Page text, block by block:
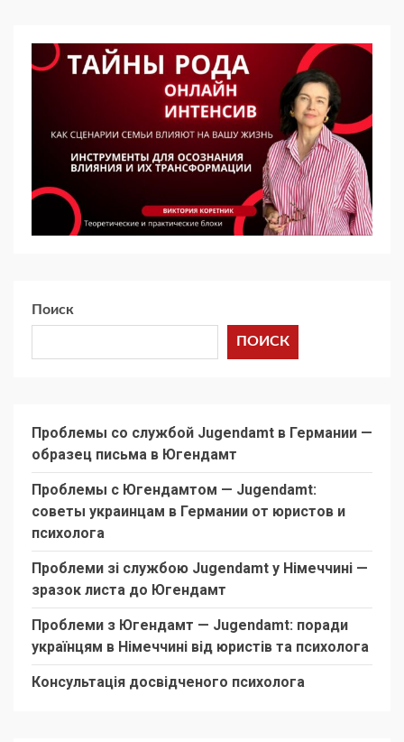
Поиск
ПОИСК
Проблемы со службой Jugendamt в Германии —
образец письма в Югендамт
Проблемы с Югендамтом — Jugendamt:
советы украинцам в Германии от юристов и
психолога
Проблеми зі службою Jugendamt у Німеччині —
зразок листа до Югендамт
Проблеми з Югендамт — Jugendamt: поради
українцям в Німеччині від юристів та психолога
Консультація досвідченого психолога